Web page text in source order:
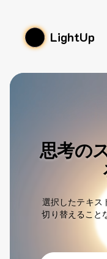
LightUp
思考の
選択したテキス
切り替えること